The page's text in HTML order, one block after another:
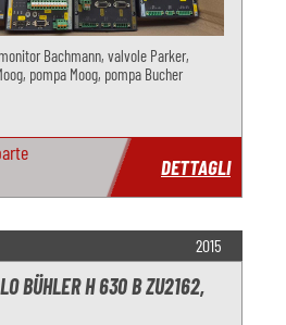
Bachmann, valvole Parker,
pompa Moog, pompa Bucher
DETTAGLI
2015
BÜHLER H 630 B ZU2162,